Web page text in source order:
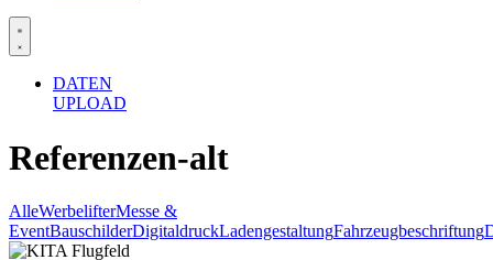
DATEN
UPLOAD
Referenzen-alt
AlleWerbelifterMesse &
EventBauschilderDigitaldruckLadengestaltungFahrzeugbeschriftung